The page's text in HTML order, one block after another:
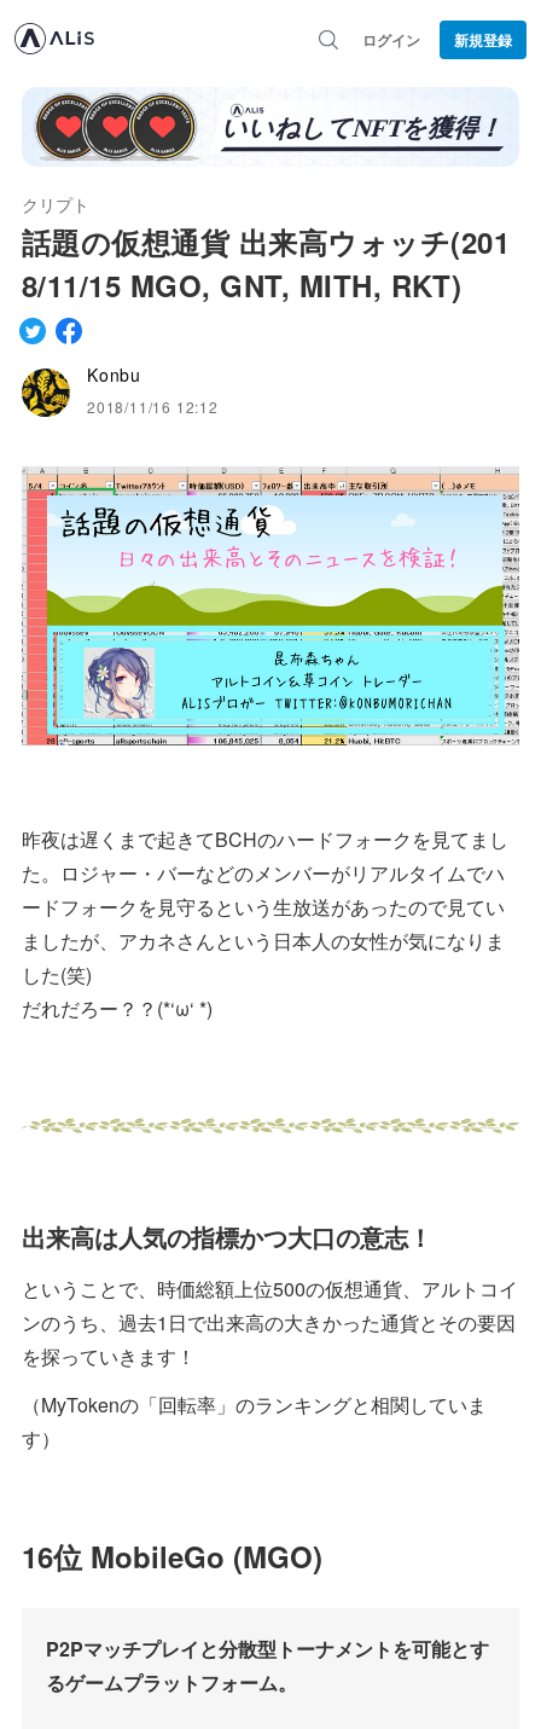
ログイン 新規登録
クリプト
話題の仮想通貨 出来高ウォッチ(201
8/11/15 MGO, GNT, MITH, RKT)
Konbu
2018/11/16 12:12
昨夜は遅くまで起きてBCHのハードフォークを見てまし
た。ロジャー・バーなどのメンバーがリアルタイムでハ
ードフォークを見守るという生放送があったので見てい
ましたが、アカネさんという日本人の女性が気になりま
した(笑)
だれだろー？？(*‘ω‘ *)
出来高は人気の指標かつ大口の意志！
ということで、時価総額上位500の仮想通貨、アルトコイ
ンのうち、過去1日で出来高の大きかった通貨とその要因
を探っていきます！
（MyTokenの「回転率」のランキングと相関していま
す）
16位 MobileGo (MGO)
P2Pマッチプレイと分散型トーナメントを可能とす
るゲームプラットフォーム。